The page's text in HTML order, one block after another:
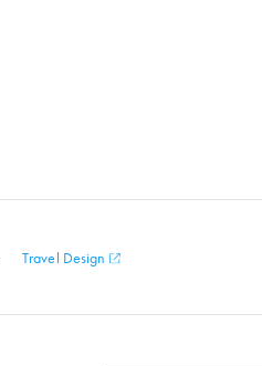
Travel Design